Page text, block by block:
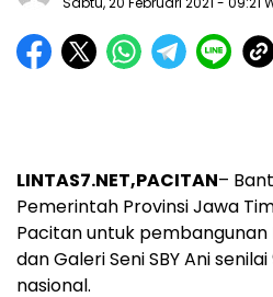
LINTAS7.NET,PACITAN–
Pemerintah Provinsi Jawa
Pacitan untuk pembangunan
dan Galeri Seni SBY Ani
nasional.